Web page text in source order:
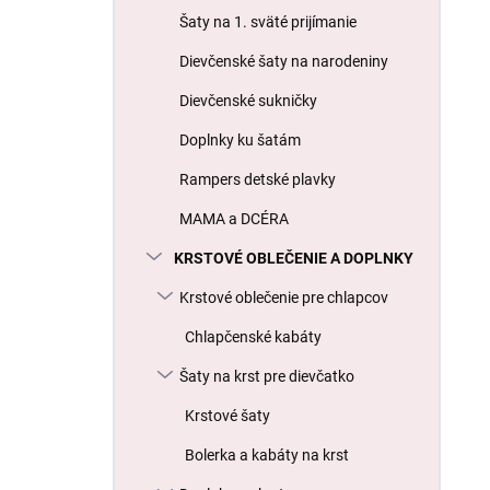
Šaty na 1. sväté prijímanie
Dievčenské šaty na narodeniny
Dievčenské sukničky
Doplnky ku šatám
Rampers detské plavky
MAMA a DCÉRA
KRSTOVÉ OBLEČENIE A DOPLNKY
Krstové oblečenie pre chlapcov
Chlapčenské kabáty
Šaty na krst pre dievčatko
Krstové šaty
Bolerka a kabáty na krst